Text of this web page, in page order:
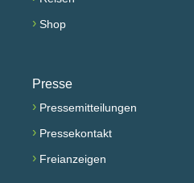
› Shop
Presse
› Pressemitteilungen
› Pressekontakt
› Freianzeigen